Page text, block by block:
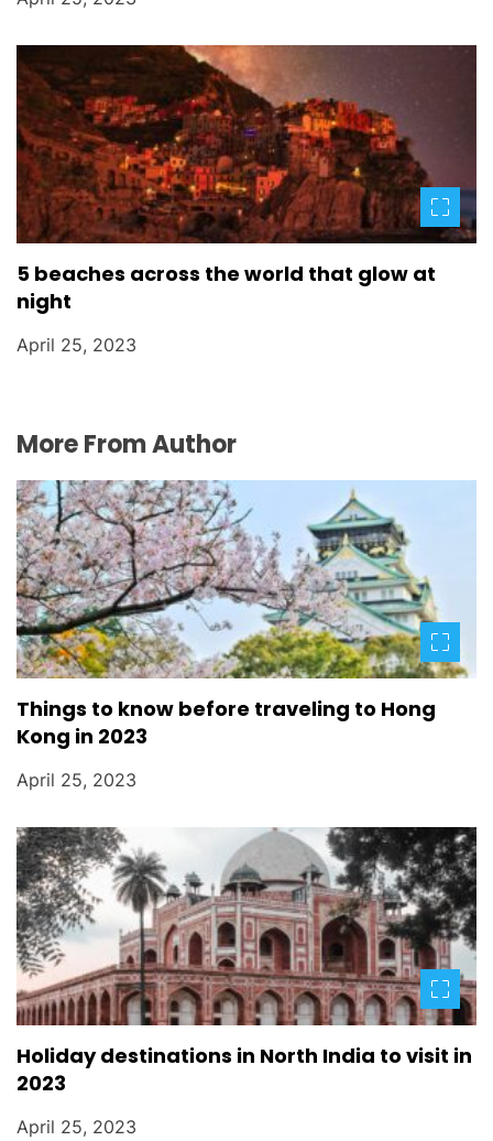
5 beaches across the world that glow at
night
April 25, 2023
More From Author
Things to know before traveling to Hong
Kong in 2023
April 25, 2023
Holiday destinations in North India to visit in
2023
April 25, 2023